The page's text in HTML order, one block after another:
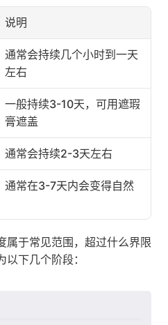
说明
通常会持续几个小时到一天
左右
一般持续3-10天，可用遮瑕
膏遮盖
通常会持续2-3天左右
通常在3-7天内会变得自然
属于常见范围，超过什么界限
下几个阶段：